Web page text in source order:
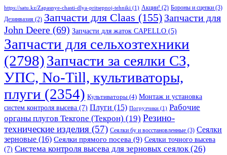
https://satu.kz/Zapasnye-chasti-dlya-pritsepnoj-tehniki (1) Акции! (2) Бороны и сцепки (3)
Дезинвазия (2) Запчасти для Claas (155) Запчасти для
John Deere (69) Запчасти для жаток CAPELLO (5)
Запчасти для сельхозтехники
(2798)Запчасти за сеялки СЗ,
УПС, No-Till, культиваторы,
плуги (2354) Культиваторы (4) Монтаж и установка
систем контроля высева (7) Плуги (15) Погрузчики (1) Рабочие
органы плугов Текrоne (Текрон) (19) Резино-
технические изделия (57) Сеялки бу и восстановленные (3) Сеялки
зерновые (16) Сеялки прямого посева (9) Сеялки точного высева
(7) Система контроля высева для зерновых сеялок (26)